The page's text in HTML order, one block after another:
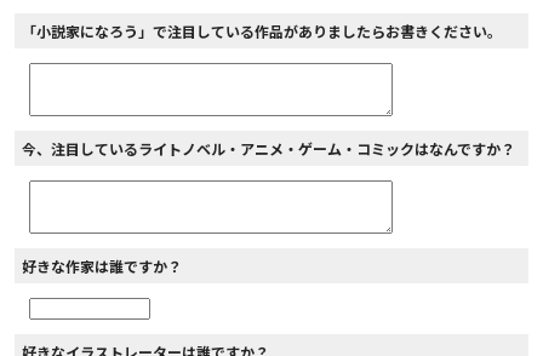
「小説家になろう」で注目している作品がありましたらお書きください。
今、注目しているライトノベル・アニメ・ゲーム・コミックはなんですか？
好きな作家は誰ですか？